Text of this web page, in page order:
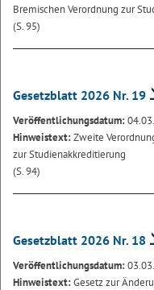
Bremischen Verordnung zur
(S. 95)
Gesetzblatt 2026 Nr. 19
Veröffentlichungsdatum:
Hinweistext:Zweite
zur Studienakkreditierung
(S. 94)
Gesetzblatt 2026 Nr. 18
Veröffentlichungsdatum:
Hinweistext:Gesetz zur